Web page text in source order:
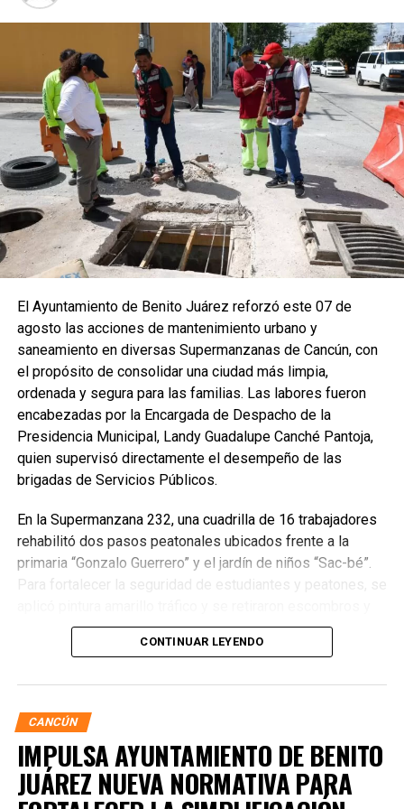
El Ayuntamiento de Benito Juárez reforzó este 07 de
agosto las acciones de mantenimiento urbano y
saneamiento en diversas Supermanzanas de Cancún, con
el propósito de consolidar una ciudad más limpia,
ordenada y segura para las familias. Las labores fueron
encabezadas por la Encargada de Despacho de la
Presidencia Municipal, Landy Guadalupe Canché Pantoja,
quien supervisó directamente el desempeño de las
brigadas de Servicios Públicos.
En la Supermanzana 232, una cuadrilla de 16 trabajadores
rehabilitó dos pasos peatonales ubicados frente a la
primaria “Gonzalo Guerrero” y el jardín de niños “Sac-bé”.
Para fortalecer la seguridad de estudiantes y peatones, se
residuos vegetales acumulados en la zona. Estas
acciones buscan garantizar entornos escolares más
CONTINUAR LEYENDO
CANCÚN
IMPULSA AYUNTAMIENTO DE BENITO
JUÁREZ NUEVA NORMATIVA PARA